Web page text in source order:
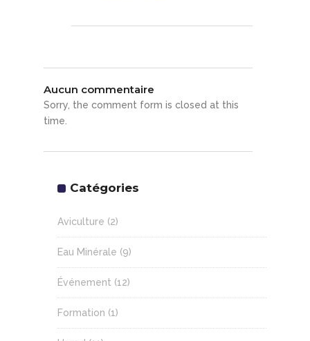
Aucun commentaire
Sorry, the comment form is closed at this
time.
Catégories
Aviculture (2)
Eau Minérale (9)
Événement (12)
Formation (1)